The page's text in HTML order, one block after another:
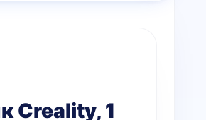
Creality, 1